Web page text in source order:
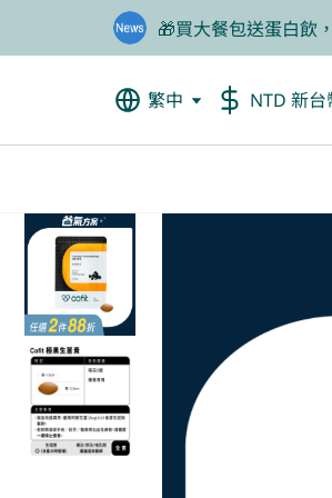
🎁買大餐包送蛋白飲
❤️老爸我來守護，專
繁中 NTD 新台